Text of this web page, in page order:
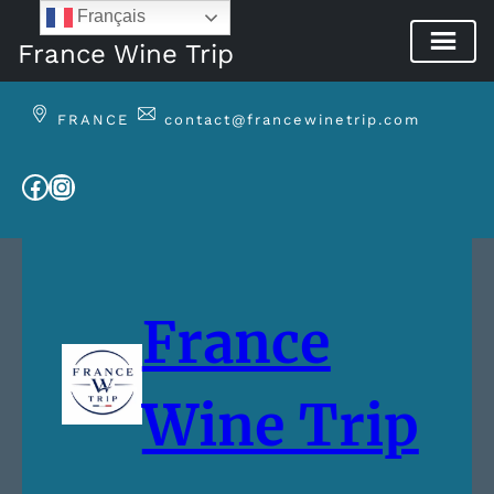
France Wine Trip
FRANCE contact@francewinetrip.com
Facebook
Instagram
France
Wine Trip
Français